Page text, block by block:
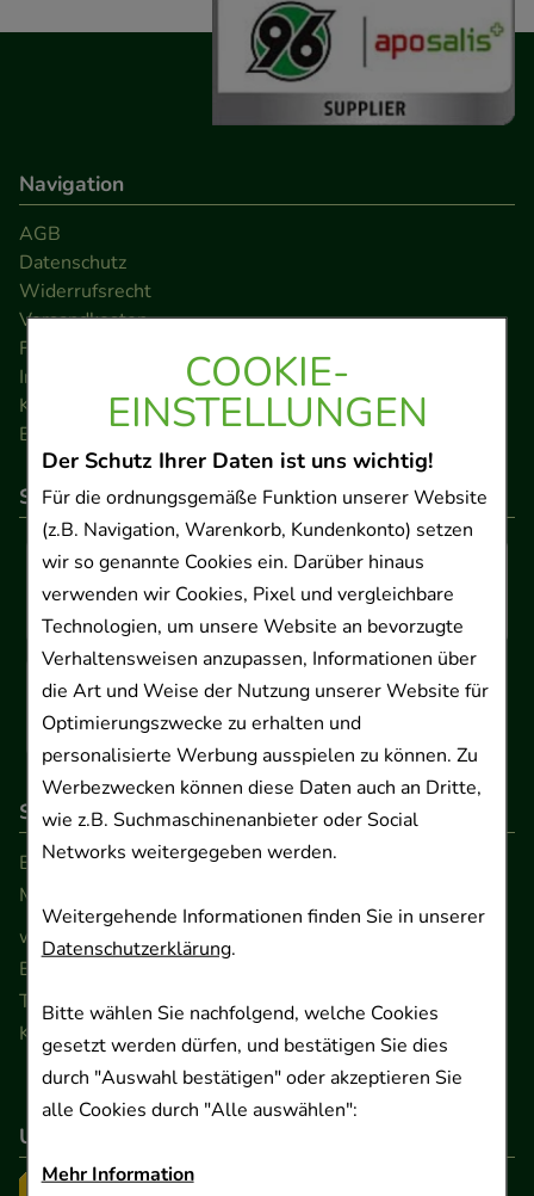
COOKIE-
EINSTELLUNGEN
Der Schutz Ihrer Daten ist uns wichtig!
Für die ordnungsgemäße Funktion unserer Website
(z.B. Navigation, Warenkorb, Kundenkonto) setzen
wir so genannte Cookies ein. Darüber hinaus
verwenden wir Cookies, Pixel und vergleichbare
Technologien, um unsere Website an bevorzugte
Verhaltensweisen anzupassen, Informationen über
die Art und Weise der Nutzung unserer Website für
Optimierungszwecke zu erhalten und
personalisierte Werbung ausspielen zu können. Zu
Werbezwecken können diese Daten auch an Dritte,
wie z.B. Suchmaschinenanbieter oder Social
Networks weitergegeben werden.
Weitergehende Informationen finden Sie in unserer
Datenschutzerklärung.
Bitte wählen Sie nachfolgend, welche Cookies
gesetzt werden dürfen, und bestätigen Sie dies
durch "Auswahl bestätigen" oder akzeptieren Sie
alle Cookies durch "Alle auswählen":
Mehr Information
Navigation
AGB
Datenschutz
Widerrufsrecht
Versandkosten
FAQ
Impressum
Kontakt
Barrierefreiheitserklärung
So können Sie bezahlen
So erreichen Sie uns
Beratung und Kundenservice:
Montag - Freitag von 9.00 bis 17.00 Uhr
www.ApoSalis.de · E-Mail:
Ernst-August-Platz 2 · 30159 Hannover
Telefon 0511 89 71 80 0 · Fax 0511 89 71 80 11
Kontaktformular
Unser Versanddienstleister